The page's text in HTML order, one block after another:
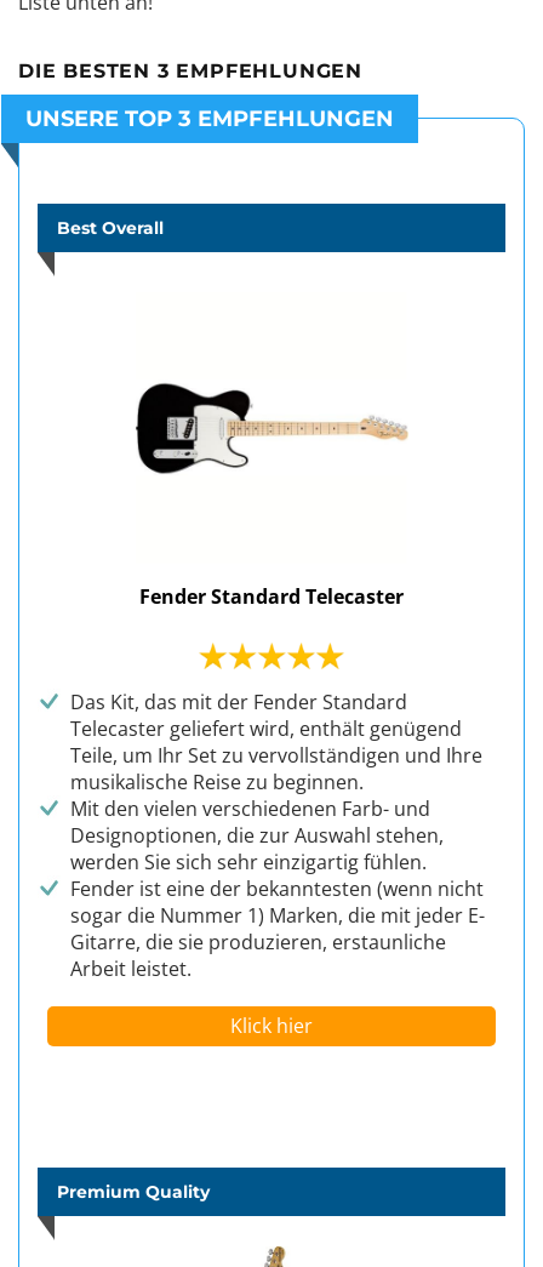
DIE BESTEN 3 EMPFEHLUNGEN
UNSERE TOP 3 EMPFEHLUNGEN
Best Overall
Fender Standard Telecaster
Das Kit, das mit der Fender Standard
Telecaster geliefert wird, enthält genügend
Teile, um Ihr Set zu vervollständigen und Ihre
musikalische Reise zu beginnen.
Mit den vielen verschiedenen Farb- und
Designoptionen, die zur Auswahl stehen,
werden Sie sich sehr einzigartig fühlen.
Fender ist eine der bekanntesten (wenn nicht
sogar die Nummer 1) Marken, die mit jeder E-
Gitarre, die sie produzieren, erstaunliche
Arbeit leistet.
Klick hier
Premium Quality